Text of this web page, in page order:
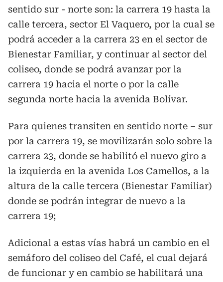
sentido sur - norte son: la carrera 19 hasta la
calle tercera, sector El Vaquero, por la cual se
podrá acceder a la carrera 23 en el sector de
Bienestar Familiar, y continuar al sector del
coliseo, donde se podrá avanzar por la
carrera 19 hacia el norte o por la calle
segunda norte hacia la avenida Bolívar.
Para quienes transiten en sentido norte – sur
por la carrera 19, se movilizarán solo sobre la
carrera 23, donde se habilitó el nuevo giro a
la izquierda en la avenida Los Camellos, a la
altura de la calle tercera (Bienestar Familiar)
donde se podrán integrar de nuevo a la
carrera 19;
Adicional a estas vías habrá un cambio en el
semáforo del coliseo del Café, el cual dejará
de funcionar y en cambio se habilitará una